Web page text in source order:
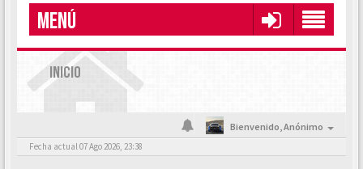
MENÚ
INICIO
Bienvenido,Anónimo
Fecha actual 07 Ago 2026, 23:38